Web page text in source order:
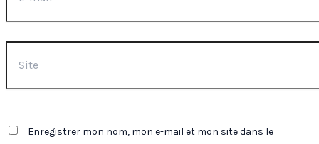
Enregistrer mon nom, mon e-mail et mon site dans le